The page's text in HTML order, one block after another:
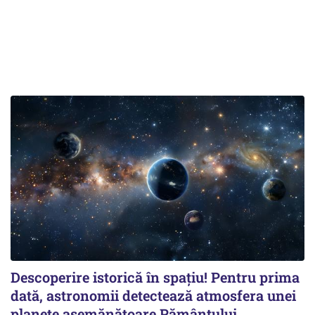
Descoperire istorică în spațiu! Pentru prima
dată, astronomii detectează atmosfera unei